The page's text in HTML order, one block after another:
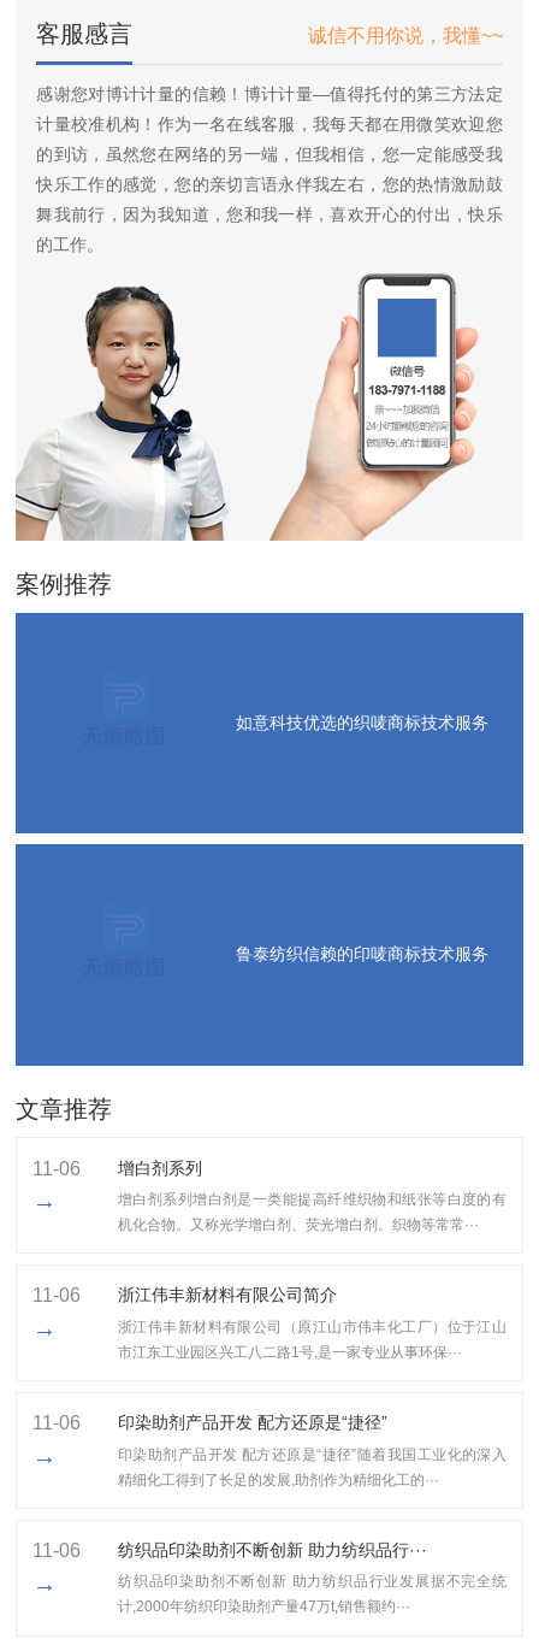
客服感言 诚信不用你说，我懂~~
感谢您对博计计量的信赖！博计计量—值得托付的第三方法定
计量校准机构！作为一名在线客服，我每天都在用微笑欢迎您
的到访，虽然您在网络的另一端，但我相信，您一定能感受我
快乐工作的感觉，您的亲切言语永伴我左右，您的热情激励鼓
舞我前行，因为我知道，您和我一样，喜欢开心的付出，快乐
的工作。
案例推荐
如意科技优选的织唛商标技术服务
鲁泰纺织信赖的印唛商标技术服务
文章推荐
11-06
→
增白剂系列
增白剂系列增白剂是一类能提高纤维织物和纸张等白度的有
机化合物。又称光学增白剂、荧光增白剂。织物等常常···
11-06
→
浙江伟丰新材料有限公司简介
浙江伟丰新材料有限公司（原江山市伟丰化工厂）位于江山
市江东工业园区兴工八二路1号,是一家专业从事环保···
11-06
→
印染助剂产品开发 配方还原是“捷径”
印染助剂产品开发 配方还原是“捷径”随着我国工业化的深入
精细化工得到了长足的发展,助剂作为精细化工的···
11-06
→
纺织品印染助剂不断创新 助力纺织品行···
纺织品印染助剂不断创新 助力纺织品行业发展据不完全统
计,2000年纺织印染助剂产量47万t,销售额约···